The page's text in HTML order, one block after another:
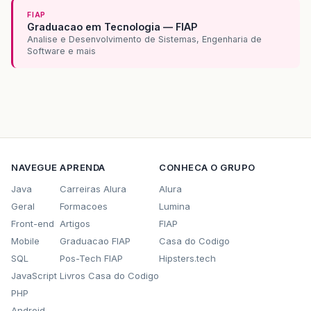
FIAP
Graduacao em Tecnologia — FIAP
Analise e Desenvolvimento de Sistemas, Engenharia de
Software e mais
NAVEGUE
Java
Geral
Front-end
Mobile
SQL
JavaScript
PHP
APRENDA
Carreiras Alura
Formacoes
Artigos
Graduacao FIAP
Pos-Tech FIAP
Livros Casa do Codigo
CONHECA O GRUPO
Alura
Lumina
FIAP
Casa do Codigo
Hipsters.tech